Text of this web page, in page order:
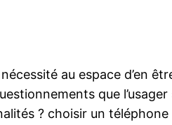
au espace d’en
que
? choisir un